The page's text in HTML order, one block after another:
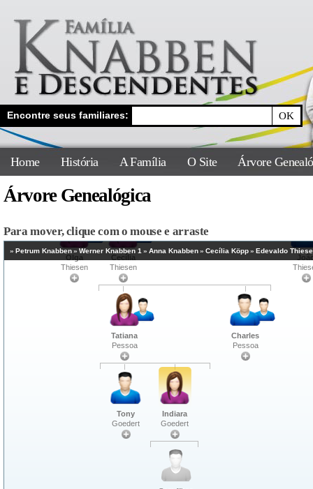
Encontre seus familiares:
Home História A Família O Site Árvore
Árvore Genealógica
Para mover, clique com o mouse e arraste